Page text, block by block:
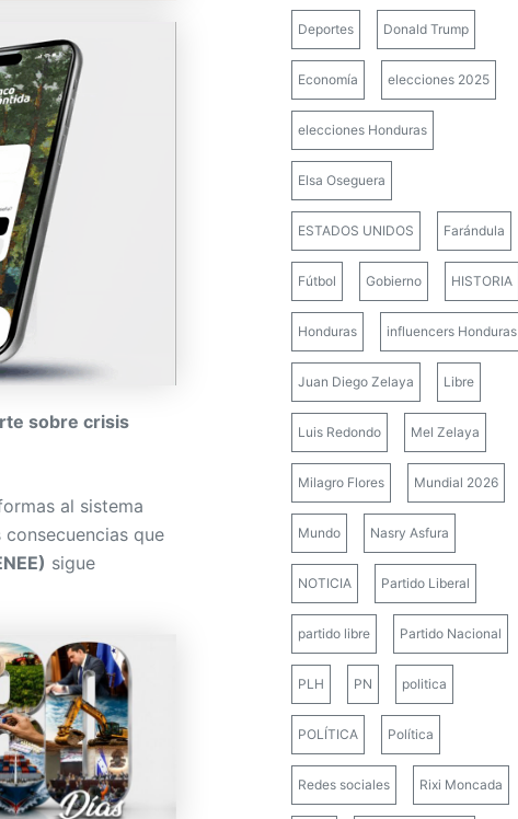
sobre crisis
al sistema
que
sigue
Deportes Donald Trump
Economía elecciones 2025
elecciones Honduras
Elsa Oseguera
ESTADOS UNIDOS Farándula
Fútbol Gobierno HISTORIA
Honduras influencers Honduras
Juan Diego Zelaya Libre
Luis Redondo Mel Zelaya
Milagro Flores Mundial 2026
Mundo Nasry Asfura
NOTICIA Partido Liberal
partido libre Partido Nacional
PLH PN politica
POLÍTICA Política
Redes sociales Rixi Moncada